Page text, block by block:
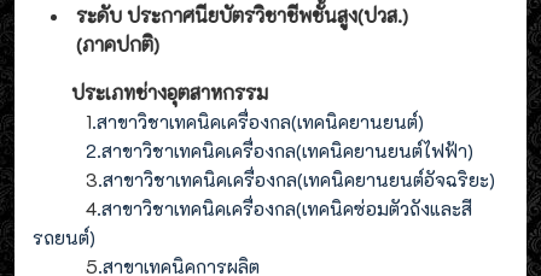
ระดับ ประกาศนียบัตรวิชาชีพชั้นสูง(ปวส.)
(ภาคปกติ)
ประเภทช่างอุตสาหกรรม
1.สาขาวิชาเทคนิคเครื่องกล(เทคนิคยานยนต์)
2.สาขาวิชาเทคนิคเครื่องกล(เทคนิคยานยนต์ไฟฟ้า)
3.สาขาวิชาเทคนิคเครื่องกล(เทคนิคยานยนต์อัจฉริยะ)
4.สาขาวิชาเทคนิคเครื่องกล(เทคนิคซ่อมตัวถังและสี
รถยนต์)
5.สาขาเทคนิคการผลิต